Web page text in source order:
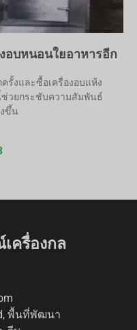
อบหนอนใยอาหารอีก
รั้งและซื้อเครื่องอบแห้ง
วยกระชับความสัมพันธ์
ขึ้น
ครื่องกล
พื้นที่พัฒนา